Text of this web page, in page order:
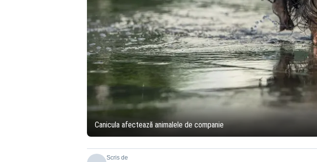
Canicula afectează animalele de companie
Scris de